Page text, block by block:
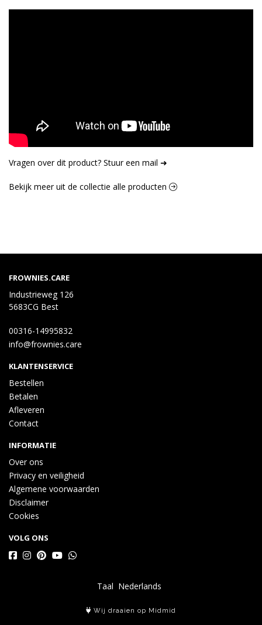
Vragen over dit product? Stuur een mail ➜
Bekijk meer uit de collectie alle producten
FROWNIES.CARE
Industrieweg 126
5683CG Best
00316-14995832
info@frownies.care
KLANTENSERVICE
Bestellen
Betalen
Afleveren
Contact
INFORMATIE
Over ons
Privacy en veiligheid
Algemene voorwaarden
Disclaimer
Cookies
VOLG ONS
Taal
Wij draaien op Midmid